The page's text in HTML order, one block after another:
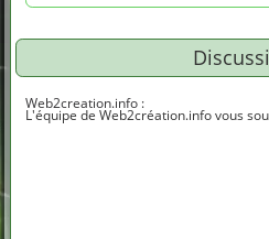
Web2creation.info :
L'équipe de Web2création.info vous